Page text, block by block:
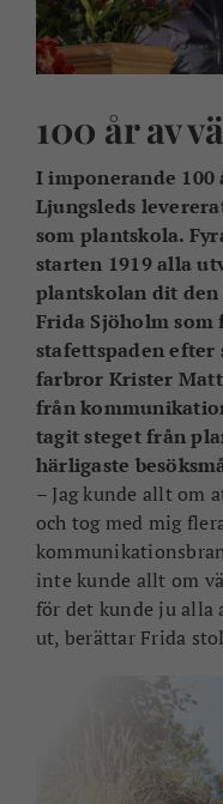
100 år av
I imponerande
Ljungsleds
som plantskola.
starten 1919 alla
plantskolan dit den
Frida Sjöholm
stafettspaden efter
farbror Krister
från
tagit steget från
härligaste
– Jag kunde allt om
och tog med mig
inte kunde allt om
för det kunde ju alla
ut, berättar Frida